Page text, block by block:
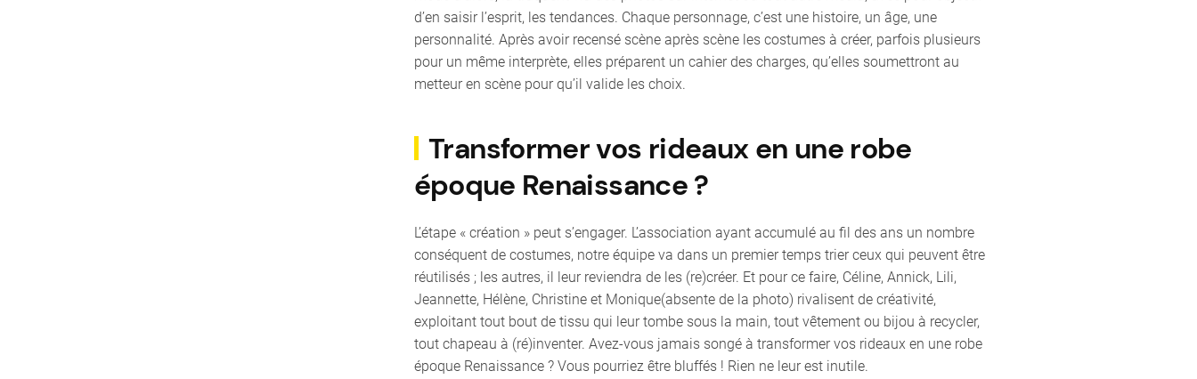
d’en saisir l’esprit, les tendances. Chaque personnage, c’est une histoire, un âge, une
personnalité. Après avoir recensé scène après scène les costumes à créer, parfois plusieurs
pour un même interprète, elles préparent un cahier des charges, qu’elles soumettront au
metteur en scène pour qu’il valide les choix.
Transformer vos rideaux en une robe
époque Renaissance ?
L’étape « création » peut s’engager. L’association ayant accumulé au fil des ans un nombre
conséquent de costumes, notre équipe va dans un premier temps trier ceux qui peuvent être
réutilisés ; les autres, il leur reviendra de les (re)créer. Et pour ce faire, Céline, Annick, Lili,
Jeannette, Hélène, Christine et Monique(absente de la photo) rivalisent de créativité,
exploitant tout bout de tissu qui leur tombe sous la main, tout vêtement ou bijou à recycler,
tout chapeau à (ré)inventer. Avez-vous jamais songé à transformer vos rideaux en une robe
époque Renaissance ? Vous pourriez être bluffés ! Rien ne leur est inutile.